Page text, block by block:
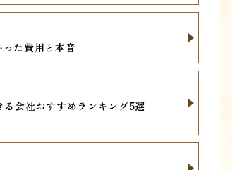
た費用と本音
会社おすすめランキング5選